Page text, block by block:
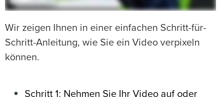
Wir zeigen Ihnen in einer einfachen Schritt-für-
Schritt-Anleitung, wie Sie ein Video verpixeln
können.
Schritt 1: Nehmen Sie Ihr Video auf oder